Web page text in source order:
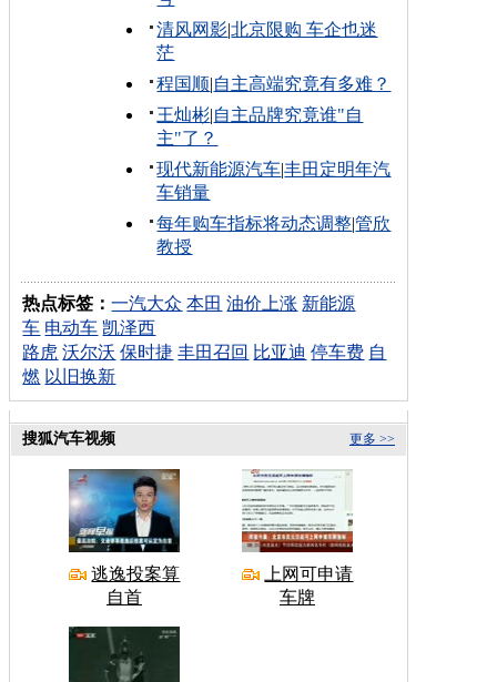
清风网影|北京限购 车企也迷
茫
程国顺|自主高端究竟有多难？
王灿彬|自主品牌究竟谁"自
主"了？
现代新能源汽车|丰田定明年汽
车销量
每年购车指标将动态调整|管欣
教授
热点标签：一汽大众 本田 油价上涨 新能源
车 电动车 凯泽西
路虎 沃尔沃 保时捷 丰田召回 比亚迪 停车费 自
燃 以旧换新
更多 >>
搜狐汽车视频
逃逸投案算
自首
上网可申请
车牌